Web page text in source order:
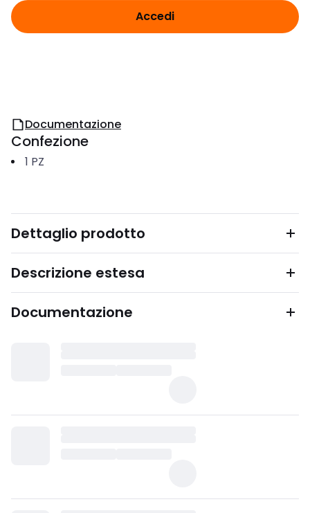
Accedi
Documentazione
Confezione
1 PZ
Dettaglio prodotto
Descrizione estesa
Documentazione